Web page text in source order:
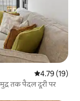
औसत रेटिंग 5 में
4.79 (19)
तक पैदल दूरी पर